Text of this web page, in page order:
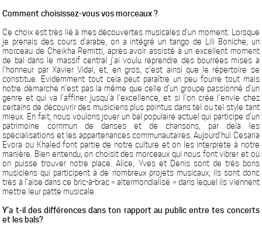
Comment choisissez-vous vos morceaux ?
Ce choix est très lié à mes découvertes musicales d’un moment. Lorsque
je prenais des cours d’arabe, on a intégré un tango de Lili Boniche, un
morceau de Cheikha Remitti, après avoir assisté à un excellent moment
de bal dans le massif central j’ai voulu reprendre des bourrées mises à
l’honneur par Xavier Vidal, et, en gros, c’est ainsi que le répertoire se
constitue. Evidemment tout cela peut paraître un peu fourre tout mais
notre démarche n’est pas la même que celle d’un groupe passionné d’un
genre et qui va l’affiner jusqu’à l’excellence, et si l’on crée l’envie chez
certains de découvrir des musiciens plus pointus dans tel ou tel style tant
mieux. En fait, nous voulons jouer un bal populaire actuel qui participe d’un
patrimoine commun de danses et de chansons, par delà les
spécialisations et les appartenances communautaires. Aujourd’hui Cesaria
Evora ou Khaled font partie de notre culture et on les interprète à notre
manière. Bien entendu, on choisit des morceaux qui nous font vibrer et où
on puisse trouver notre place. Alice, Yves et Denis sont de très bons
musiciens qui participent à de nombreux projets musicaux, ils sont donc
très à l’aise dans ce bric-à-brac « altermondialisé » dans lequel ils viennent
mettre leur patte musicale.
Y’a t-il des différences dans ton rapport au public entre tes concerts
et les bals?